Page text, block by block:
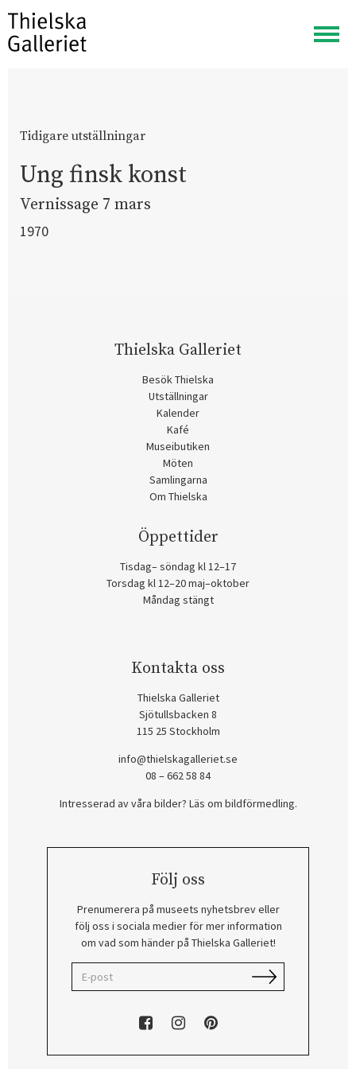
Visa
meny
Tidigare utställningar
Ung finsk konst
Vernissage 7 mars
1970
Thielska Galleriet
Besök Thielska
Utställningar
Kalender
Kafé
Museibutiken
Möten
Samlingarna
Om Thielska
Öppettider
Tisdag– söndag kl 12–17
Torsdag kl 12–20 maj–oktober
Måndag stängt
Kontakta oss
Thielska Galleriet
Sjötullsbacken 8
115 25 Stockholm
info@thielskagalleriet.se
08 – 662 58 84
Intresserad av våra bilder? Läs om bildförmedling.
Följ oss
Prenumerera på museets nyhetsbrev eller
följ oss i sociala medier för mer information
om vad som händer på Thielska Galleriet!